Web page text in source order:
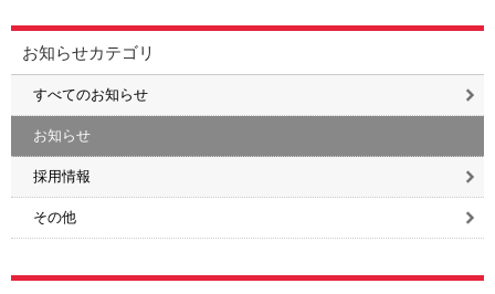
お知らせカテゴリ
すべてのお知らせ
お知らせ
採用情報
その他